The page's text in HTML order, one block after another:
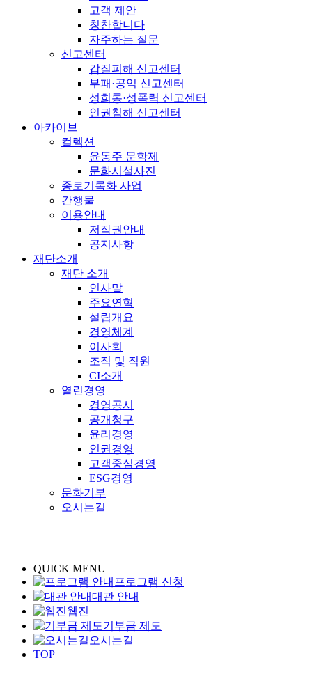
고객 제안
칭찬합니다
자주하는 질문
신고센터
갑질피해 신고센터
부패·공익 신고센터
성희롱·성폭력 신고센터
인권침해 신고센터
아카이브
컬렉션
윤동주 문학제
문화시설사진
종로기록화 사업
간행물
이용안내
저작권안내
공지사항
재단소개
재단 소개
인사말
주요연혁
설립개요
경영체계
이사회
조직 및 직원
CI소개
열린경영
경영공시
공개청구
윤리경영
인권경영
고객중심경영
ESG경영
문화기부
오시는길
QUICK MENU
프로그램 신청
대관 안내
웹진
기부금 제도
오시는길
TOP